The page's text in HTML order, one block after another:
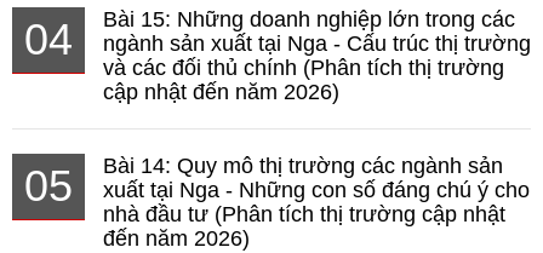
04
Bài 15: Những doanh nghiệp lớn trong các
ngành sản xuất tại Nga - Cấu trúc thị trường
và các đối thủ chính (Phân tích thị trường
cập nhật đến năm 2026)
05
Bài 14: Quy mô thị trường các ngành sản
xuất tại Nga - Những con số đáng chú ý cho
nhà đầu tư (Phân tích thị trường cập nhật
đến năm 2026)